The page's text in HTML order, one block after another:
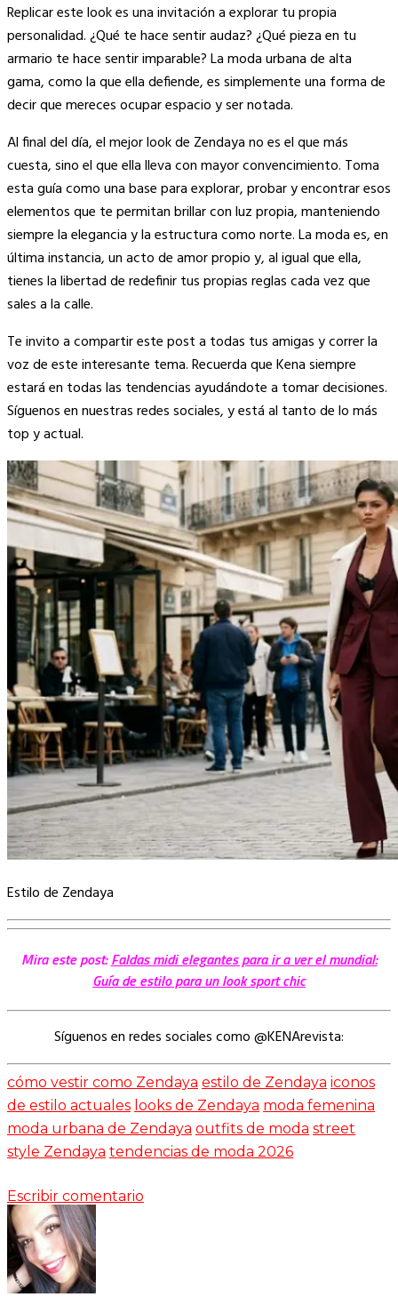
Replicar este look es una invitación a explorar tu propia
personalidad. ¿Qué te hace sentir audaz? ¿Qué pieza en tu
armario te hace sentir imparable? La moda urbana de alta
gama, como la que ella defiende, es simplemente una forma de
decir que mereces ocupar espacio y ser notada.
Al final del día, el mejor look de Zendaya no es el que más
cuesta, sino el que ella lleva con mayor convencimiento. Toma
esta guía como una base para explorar, probar y encontrar esos
elementos que te permitan brillar con luz propia, manteniendo
siempre la elegancia y la estructura como norte. La moda es, en
última instancia, un acto de amor propio y, al igual que ella,
tienes la libertad de redefinir tus propias reglas cada vez que
sales a la calle.
Te invito a compartir este post a todas tus amigas y correr la
voz de este interesante tema. Recuerda que Kena siempre
estará en todas las tendencias ayudándote a tomar decisiones.
Síguenos en nuestras redes sociales, y está al tanto de lo más
top y actual.
Estilo de Zendaya
Mira este post:Faldas midi elegantes para ir a ver el mundial:
Guía de estilo para un look sport chic
Síguenos en redes sociales como @KENArevista:
cómo vestir como Zendaya estilo de Zendaya iconos
de estilo actuales looks de Zendaya moda femenina
moda urbana de Zendaya outfits de moda street
style Zendaya tendencias de moda 2026
Escribir comentario